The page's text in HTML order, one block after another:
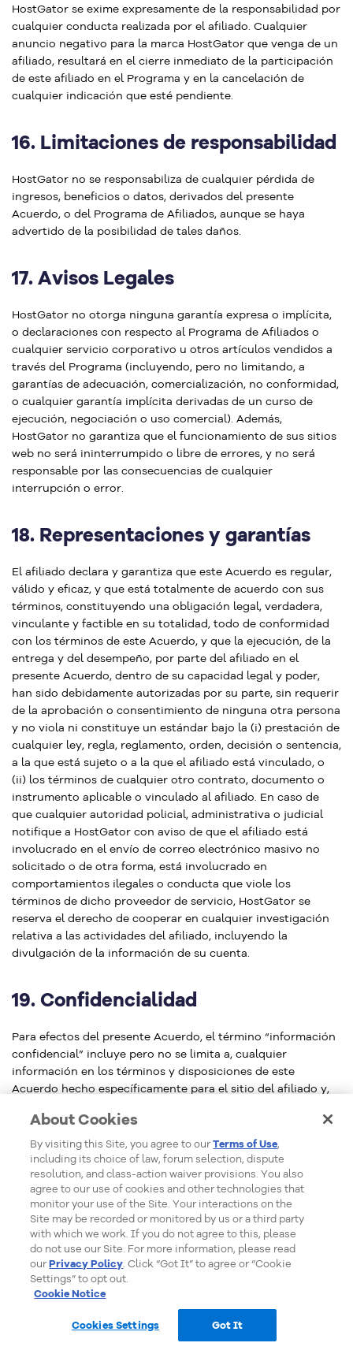
Ventas en línea
HostGator se exime expresamente de la responsabilidad por
cualquier conducta realizada por el afiliado. Cualquier
anuncio negativo para la marca HostGator que venga de un
afiliado, resultará en el cierre inmediato de la participación
de este afiliado en el Programa y en la cancelación de
cualquier indicación que esté pendiente.
16. Limitaciones de responsabilidad
HostGator no se responsabiliza de cualquier pérdida de
ingresos, beneficios o datos, derivados del presente
Acuerdo, o del Programa de Afiliados, aunque se haya
advertido de la posibilidad de tales daños.
17. Avisos Legales
HostGator no otorga ninguna garantía expresa o implícita,
o declaraciones con respecto al Programa de Afiliados o
cualquier servicio corporativo u otros artículos vendidos a
través del Programa (incluyendo, pero no limitando, a
garantías de adecuación, comercialización, no conformidad,
o cualquier garantía implícita derivadas de un curso de
ejecución, negociación o uso comercial). Además,
HostGator no garantiza que el funcionamiento de sus sitios
web no será ininterrumpido o libre de errores, y no será
responsable por las consecuencias de cualquier
interrupción o error.
18. Representaciones y garantías
El afiliado declara y garantiza que este Acuerdo es regular,
válido y eficaz, y que está totalmente de acuerdo con sus
términos, constituyendo una obligación legal, verdadera,
vinculante y factible en su totalidad, todo de conformidad
con los términos de este Acuerdo, y que la ejecución, de la
entrega y del desempeño, por parte del afiliado en el
presente Acuerdo, dentro de su capacidad legal y poder,
han sido debidamente autorizadas por su parte, sin requerir
de la aprobación o consentimiento de ninguna otra persona
y no viola ni constituye un estándar bajo la (i) prestación de
cualquier ley, regla, reglamento, orden, decisión o sentencia,
a la que está sujeto o a la que el afiliado está vinculado, o
(ii) los términos de cualquier otro contrato, documento o
instrumento aplicable o vinculado al afiliado. En caso de
que cualquier autoridad policial, administrativa o judicial
notifique a HostGator con aviso de que el afiliado está
involucrado en el envío de correo electrónico masivo no
solicitado o de otra forma, está involucrado en
comportamientos ilegales o conducta que viole los
términos de dicho proveedor de servicio, HostGator se
reserva el derecho de cooperar en cualquier investigación
relativa a las actividades del afiliado, incluyendo la
divulgación de la información de su cuenta.
19. Confidencialidad
Para efectos del presente Acuerdo, el término “información
confidencial” incluye pero no se limita a, cualquier
información en los términos y disposiciones de este
Acuerdo hecho específicamente para el sitio del afiliado y,
Programa de Afiliados e informaciones financieras relativas
a HostGator, clientes, o proveedor de lista de HostGator y
los miembros del Programa de Afiliados, además del afiliado.
La información confidencial también incluye cualquier
información que HostGator designe como confidencial
durante la vigencia de este Acuerdo. El afiliado acuerda no
divulgar ninguna información confidencial y que dicha
información debe permanecer estrictamente confidencial,
secreta y no debe ser utilizada directa o indirectamente por
el afiliado para sus propios fines comerciales o para
cualquier otro propósito, excepto y solamente en la medida
en que tal información es normalmente conocida o
About Cookies
By visiting this Site, you agree to ourTerms of Use,
including its choice of law, forum selection, dispute
resolution, and class-action waiver provisions. You also
agree to our use of cookies and other technologies that
monitor your use of the Site. Your interactions on the
Site may be recorded or monitored by us or a third party
with which we work. If you do not agree to this, please
do not use our Site. For more information, please read
ourPrivacy Policy . Click “Got It” to agree or “Cookie
Settings” to opt out.
Cookie Notice
Cookies Settings Got It